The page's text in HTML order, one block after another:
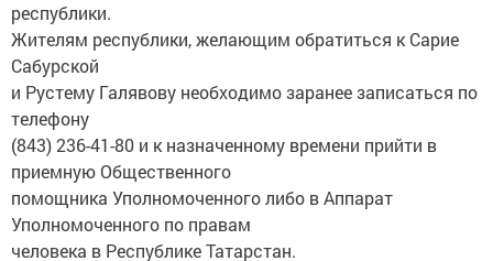
республики.
Жителям республики, желающим обратиться к Сарие
Сабурской
и Рустему Галявову необходимо заранее записаться по
телефону
(843) 236-41-80 и к назначенному времени прийти в
приемную Общественного
помощника Уполномоченного либо в Аппарат
Уполномоченного по правам
человека в Республике Татарстан.